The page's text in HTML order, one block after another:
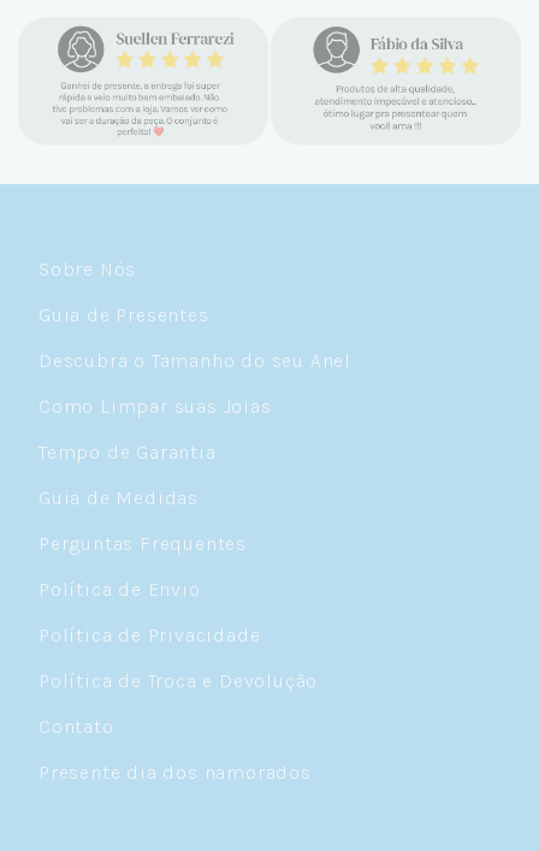
encontrar a Céu. Atendimento
personalizado, verdadeiras jóias prata 925,
mimos e brindes incríveis. Virei cliente fiel
e amo demais as pratas que são lindas, tem
um brilho incrível e preço super justo. Fora
Sobre Nós
Guia de Presentes
Descubra o Tamanho do seu Anel
Como Limpar suas Joias
Tempo de Garantia
Guia de Medidas
Perguntas Frequentes
Política de Envio
Política de Privacidade
Política de Troca e Devolução
Contato
Presente dia dos namorados